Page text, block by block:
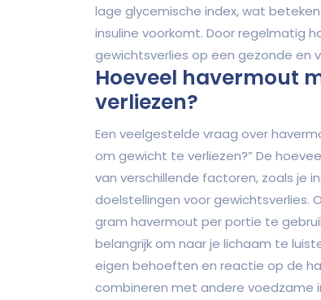
lage glycemische index, wat
insuline voorkomt. Door regelmatig
gewichtsverlies op een gezonde en
Hoeveel havermout
verliezen?
Een veelgestelde vraag over
om gewicht te verliezen?” De
van verschillende factoren, zoals je
doelstellingen voor gewichtsverlies.
gram havermout per portie te
belangrijk om naar je lichaam te
eigen behoeften en reactie op de
combineren met andere voedzame